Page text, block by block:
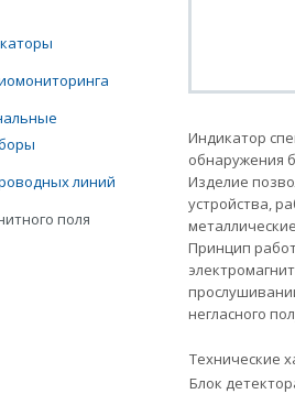
линий
поля
Индикатор
обнаружения
Изделие
устройства,
Принцип
негласного
Технические
Блок